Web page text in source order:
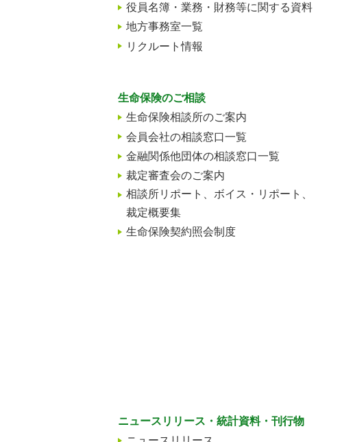
役員名簿・業務・財務等に関する資料
地方事務室一覧
リクルート情報
生命保険のご相談
生命保険相談所のご案内
会員会社の相談窓口一覧
金融関係他団体の相談窓口一覧
裁定審査会のご案内
相談所リポート、ボイス・リポート、
裁定概要集
生命保険契約照会制度
ニュースリリース・統計資料・刊行物